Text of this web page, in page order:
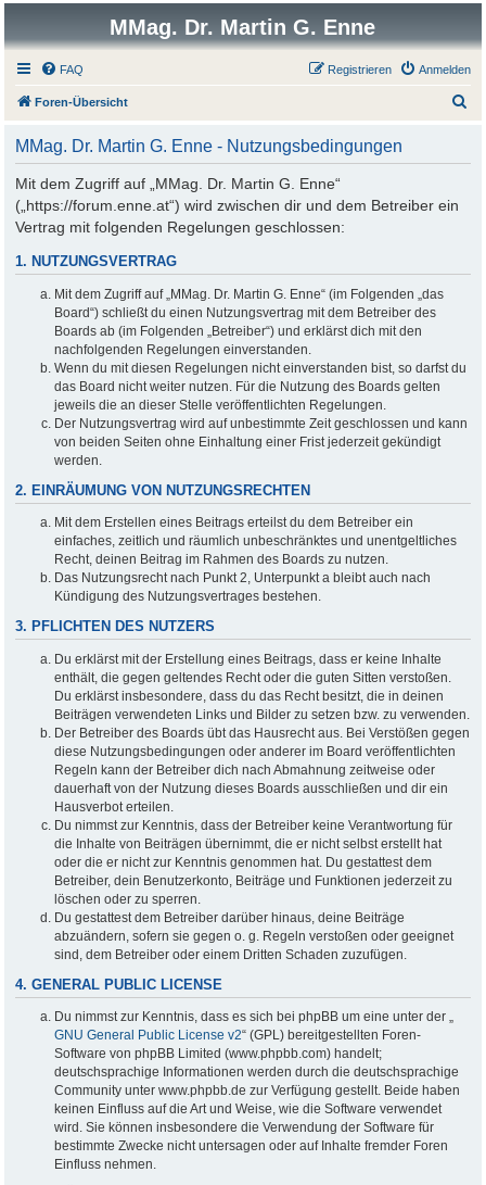
MMag. Dr. Martin G. Enne
FAQ Anmelden
Registrieren
Foren-Übersicht
MMag. Dr. Martin G. Enne - Nutzungsbedingungen
Mit dem Zugriff auf „MMag. Dr. Martin G. Enne“
(„https://forum.enne.at“) wird zwischen dir und dem Betreiber ein
Vertrag mit folgenden Regelungen geschlossen:
1. NUTZUNGSVERTRAG
Mit dem Zugriff auf „MMag. Dr. Martin G. Enne“ (im Folgenden „das
Board“) schließt du einen Nutzungsvertrag mit dem Betreiber des
Boards ab (im Folgenden „Betreiber“) und erklärst dich mit den
nachfolgenden Regelungen einverstanden.
Wenn du mit diesen Regelungen nicht einverstanden bist, so darfst du
das Board nicht weiter nutzen. Für die Nutzung des Boards gelten
jeweils die an dieser Stelle veröffentlichten Regelungen.
Der Nutzungsvertrag wird auf unbestimmte Zeit geschlossen und kann
von beiden Seiten ohne Einhaltung einer Frist jederzeit gekündigt
werden.
2. EINRÄUMUNG VON NUTZUNGSRECHTEN
Mit dem Erstellen eines Beitrags erteilst du dem Betreiber ein
einfaches, zeitlich und räumlich unbeschränktes und unentgeltliches
Recht, deinen Beitrag im Rahmen des Boards zu nutzen.
Das Nutzungsrecht nach Punkt 2, Unterpunkt a bleibt auch nach
Kündigung des Nutzungsvertrages bestehen.
3. PFLICHTEN DES NUTZERS
Du erklärst mit der Erstellung eines Beitrags, dass er keine Inhalte
enthält, die gegen geltendes Recht oder die guten Sitten verstoßen.
Du erklärst insbesondere, dass du das Recht besitzt, die in deinen
Beiträgen verwendeten Links und Bilder zu setzen bzw. zu verwenden.
Der Betreiber des Boards übt das Hausrecht aus. Bei Verstößen gegen
diese Nutzungsbedingungen oder anderer im Board veröffentlichten
Regeln kann der Betreiber dich nach Abmahnung zeitweise oder
dauerhaft von der Nutzung dieses Boards ausschließen und dir ein
Hausverbot erteilen.
Du nimmst zur Kenntnis, dass der Betreiber keine Verantwortung für
die Inhalte von Beiträgen übernimmt, die er nicht selbst erstellt hat
oder die er nicht zur Kenntnis genommen hat. Du gestattest dem
Betreiber, dein Benutzerkonto, Beiträge und Funktionen jederzeit zu
löschen oder zu sperren.
Du gestattest dem Betreiber darüber hinaus, deine Beiträge
abzuändern, sofern sie gegen o. g. Regeln verstoßen oder geeignet
sind, dem Betreiber oder einem Dritten Schaden zuzufügen.
4. GENERAL PUBLIC LICENSE
Du nimmst zur Kenntnis, dass es sich bei phpBB um eine unter der „
GNU General Public License v2“ (GPL) bereitgestellten Foren-
Software von phpBB Limited (www.phpbb.com) handelt;
deutschsprachige Informationen werden durch die deutschsprachige
Community unter www.phpbb.de zur Verfügung gestellt. Beide haben
keinen Einfluss auf die Art und Weise, wie die Software verwendet
wird. Sie können insbesondere die Verwendung der Software für
bestimmte Zwecke nicht untersagen oder auf Inhalte fremder Foren
Einfluss nehmen.